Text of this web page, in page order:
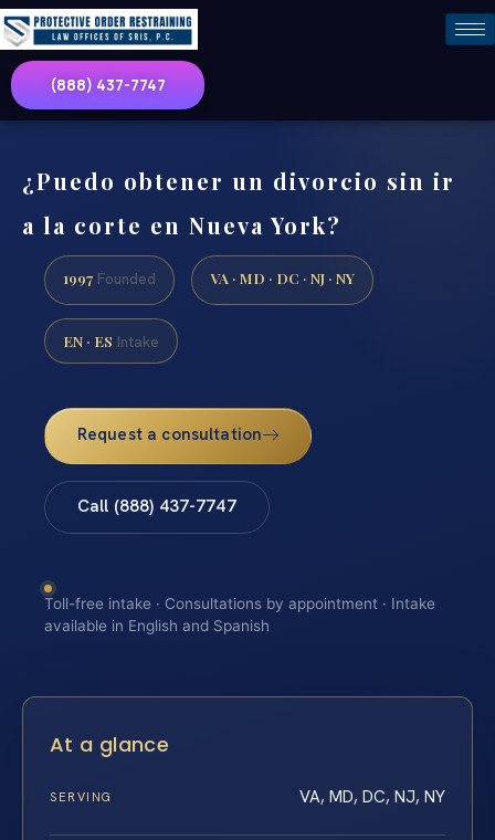
(888) 437-7747
¿Puedo obtener un divorcio sin ir
a la corte en Nueva York?
1997 Founded VA · MD · DC · NJ · NY
EN · ES Intake
Request a consultation
Call (888) 437-7747
Toll-free intake · Consultations by appointment · Intake
available in English and Spanish
At a glance
SERVING VA, MD, DC, NJ, NY